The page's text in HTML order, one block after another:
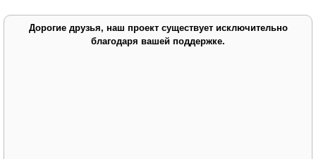
Дорогие друзья, наш проект существует исключительно
благодаря вашей поддержке.